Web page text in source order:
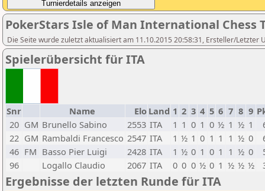
PokerStars Isle of Man International Chess
Die Seite wurde zuletzt aktualisiert am 11.10.2015 20:58:31, Ersteller/Letzter
Spielerübersicht für ITA
Snr Name Elo Land 1 2 3 4 5 6 7 8 9
20 GM Brunello Sabino 2553 ITA 1 1 0 1 0 ½ 1 ½ 1
22 GM Rambaldi Francesco 2547 ITA 1 ½ 1 0 1 1 1 ½ 0
46 FM Basso Pier Luigi 2428 ITA 1 ½ 0 1 0 1 1 ½ 0
96
Logallo Claudio 2067 ITA 0 0 0 ½ 0 1 ½ ½ ½
Ergebnisse der letzten Runde für ITA